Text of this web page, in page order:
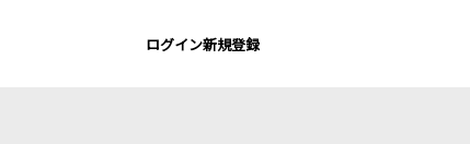
ログイン新規登録